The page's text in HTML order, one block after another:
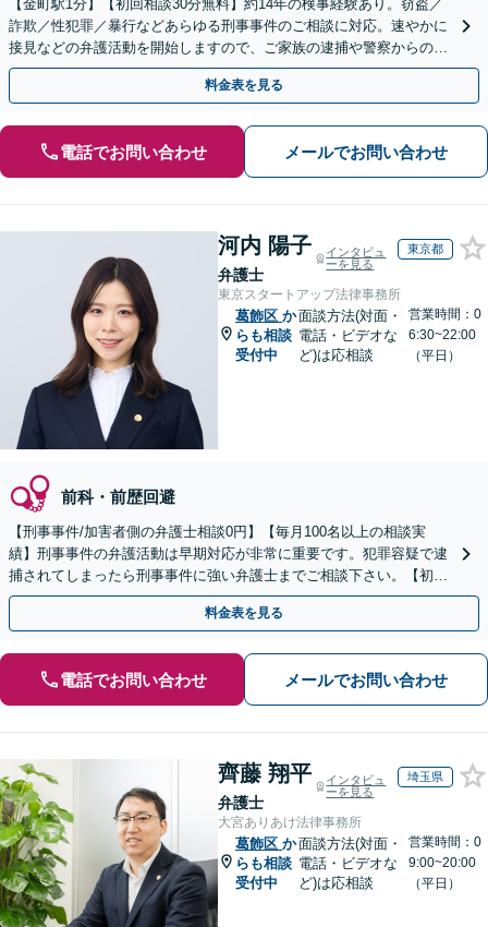
【金町駅1分】【初回相談30分無料】約14年の検事経験あり。窃盗／
詐欺／性犯罪／暴行などあらゆる刑事事件のご相談に対応。速やかに
接見などの弁護活動を開始しますので、ご家族の逮捕や警察からの呼
出しは早急にご相談ください【分かりやすい費用体系】
料金表を見る
電話でお問い合わせ メールでお問い合わせ
河内 陽子
弁護士
インタビュ
ーを見る
東京都
東京スタートアップ法律事務所
葛飾区 か
らも相談
受付中
面談方法(対面・
電話・ビデオな
ど)は応相談
営業時間：0
6:30~22:00
（平日）
前科・前歴回避
【刑事事件/加害者側の弁護士相談0円】【毎月100名以上の相談実
績】刑事事件の弁護活動は早期対応が非常に重要です。犯罪容疑で逮
捕されてしまったら刑事事件に強い弁護士までご相談下さい。【初回
相談０円(電話)】【加害者側の相談専門】
料金表を見る
電話でお問い合わせ メールでお問い合わせ
齊藤 翔平
弁護士
インタビュ
ーを見る
埼玉県
大宮ありあけ法律事務所
葛飾区 か
らも相談
受付中
面談方法(対面・
電話・ビデオな
ど)は応相談
営業時間：0
9:00~20:00
（平日）